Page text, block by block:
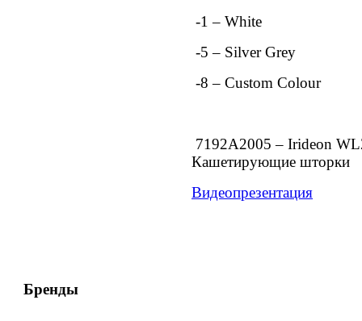
-1 – White
-5 – Silver Grey
-8 – Custom Colour
7192A2005 – Irideon
Кашетирующие шторки
Видеопрезентация
Бренды